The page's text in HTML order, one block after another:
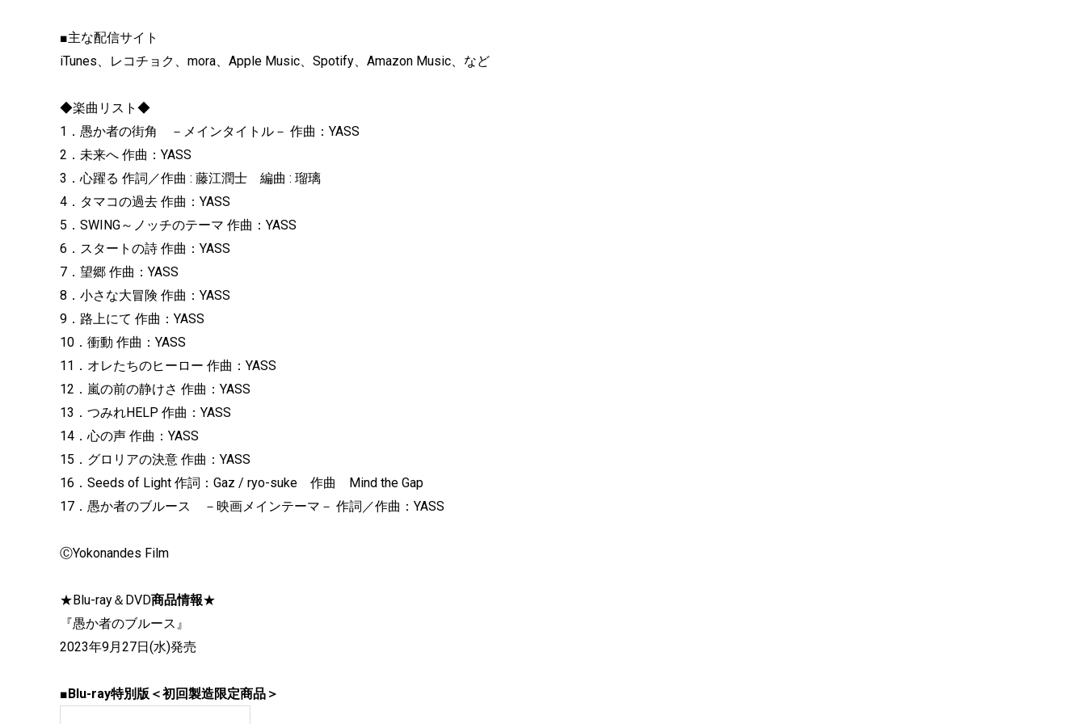
■主な配信サイト
iTunes、レコチョク、mora、Apple Music、Spotify、Amazon Music、など
◆楽曲リスト◆
1．愚か者の街角 －メインタイトル－ 作曲：YASS
2．未来へ 作曲：YASS
3．心躍る 作詞／作曲 : 藤江潤士 編曲 : 瑠璃
4．タマコの過去 作曲：YASS
5．SWING～ノッチのテーマ 作曲：YASS
6．スタートの詩 作曲：YASS
7．望郷 作曲：YASS
8．小さな大冒険 作曲：YASS
9．路上にて 作曲：YASS
10．衝動 作曲：YASS
11．オレたちのヒーロー 作曲：YASS
12．嵐の前の静けさ 作曲：YASS
13．つみれHELP 作曲：YASS
14．心の声 作曲：YASS
15．グロリアの決意 作曲：YASS
16．Seeds of Light 作詞：Gaz / ryo-suke 作曲 Mind the Gap
17．愚か者のブルース －映画メインテーマ－ 作詞／作曲：YASS
ⒸYokonandes Film
★ Blu-ray＆DVD商品情報★
『愚か者のブルース』
2023年9月27日(水)発売
■ Blu-ray特別版＜初回製造限定商品＞